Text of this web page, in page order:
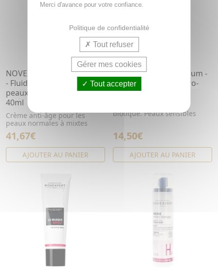
NOVEXPERT Pro Collagène
- Fluide anti-âge expert
peaux normales à mixtes
40ml
Crème anti-âge pour les
peaux normales à mixtes
41,67€
AJOUTER AU PANIER
NOVEXPERT Magnésium -
Nettoyant Lacté Hydro-
biotique 200ml
biotique. Peaux sensibles
14,50€
AJOUTER AU PANIER
Merci d'avance pour votre confiance.
Politique de confidentialité
Tout refuser
Gérer mes cookies
Tout accepter